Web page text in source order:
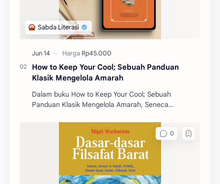
How to Keep Your Cool; Sebuah Panduan
Klasik Mengelola Amarah
Dalam buku How to Keep Your Cool; Sebuah
Panduan Klasik Mengelola Amarah, Seneca
mengelola emosi, khus